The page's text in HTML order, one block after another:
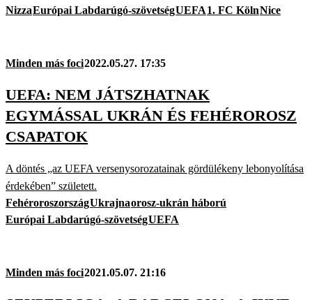
NizzaEurópai Labdarúgó-szövetségUEFA1. FC KölnNice
Minden más foci2022.05.27. 17:35
UEFA: NEM JÁTSZHATNAK
EGYMÁSSAL UKRÁN ÉS FEHÉROROSZ
CSAPATOK
A döntés „az UEFA versenysorozatainak gördülékeny lebonyolítása
érdekében” született.
FehéroroszországUkrajnaorosz-ukrán háború
Európai Labdarúgó-szövetségUEFA
Minden más foci2021.05.07. 21:16